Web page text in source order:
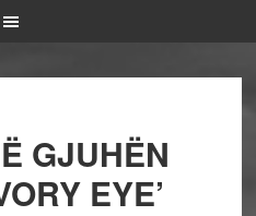
GJUHËN
EYE’